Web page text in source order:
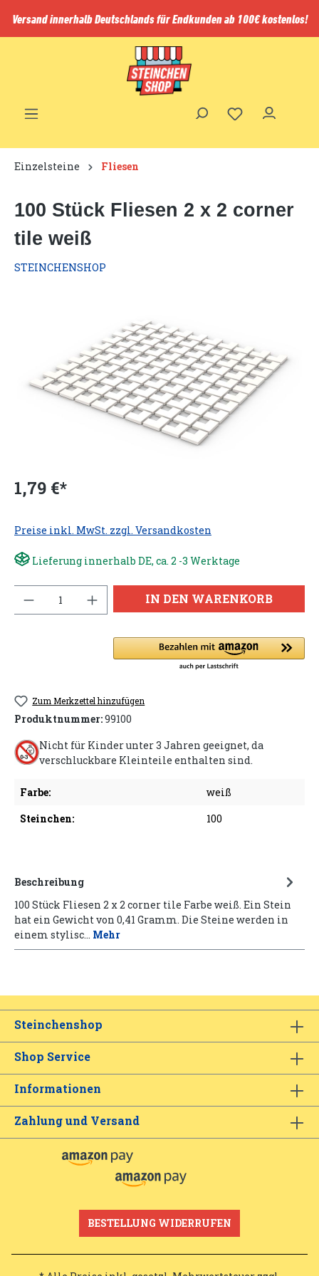
springen
Versand innerhalb Deutschlands für Endkunden ab 100€ kostenlos!
Einzelsteine Fliesen
100 Stück Fliesen 2 x 2 corner
tile weiß
STEINCHENSHOP
1,79 €*
Preise inkl. MwSt. zzgl. Versandkosten
Lieferung innerhalb DE, ca. 2 -3 Werktage
IN DEN WARENKORB
Zum Merkzettel hinzufügen
Produktnummer:99100
Nicht für Kinder unter 3 Jahren geeignet, da
verschluckbare Kleinteile enthalten sind.
Farbe:
weiß
Steinchen:
100
Beschreibung
100 Stück Fliesen 2 x 2 corner tile Farbe weiß. Ein Stein
hat ein Gewicht von 0,41 Gramm. Die Steine werden in
einem stylisc… Mehr
Steinchenshop
Shop Service
Informationen
Zahlung und Versand
BESTELLUNG WIDERRUFEN